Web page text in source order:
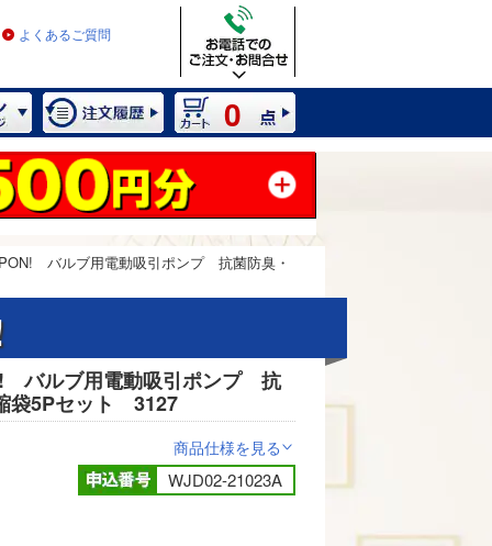
よくあるご質問
0
バルブ用電動吸引ポンプ 抗菌防臭・
2 / 4
ルブ用電動吸引ポンプ 抗
袋5Pセット 3127
商品仕様を見る>
WJD02-21023A